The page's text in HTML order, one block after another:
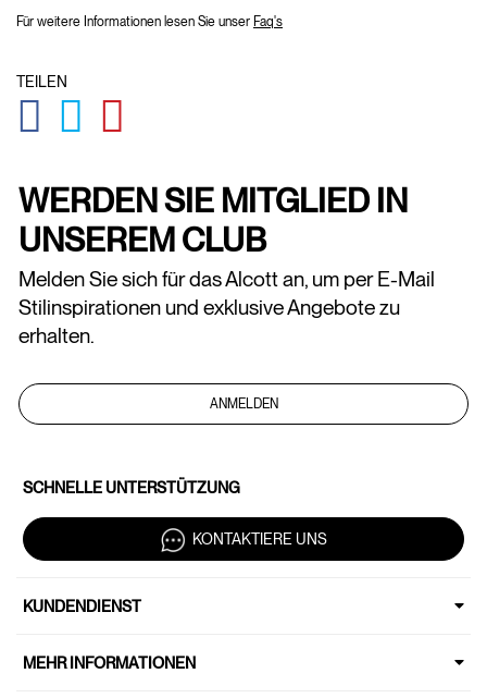
Für weitere Informationen lesen Sie unser Faq's
TEILEN
GLOBAL.SOCIALSHARE.FACEBOOK
GLOBAL.SOCIALSHARE.TWITTER
WERDEN SIE MITGLIED IN
UNSEREM CLUB
Melden Sie sich für das Alcott an, um per E-Mail
Stilinspirationen und exklusive Angebote zu
erhalten.
ANMELDEN
SCHNELLE UNTERSTÜTZUNG
KONTAKTIERE UNS
KUNDENDIENST
MEHR INFORMATIONEN